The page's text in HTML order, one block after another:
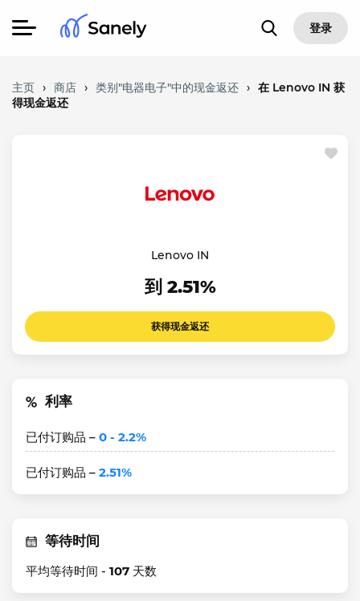
登录
主页 › 商店 › 类别"电器电子"中的现金返还 › 在 Lenovo IN 获
得现金返还
Lenovo IN
到 2.51%
获得现金返还
利率
已付订购品 – 0 - 2.2%
已付订购品 – 2.51%
等待时间
平均等待时间 - 107 天数